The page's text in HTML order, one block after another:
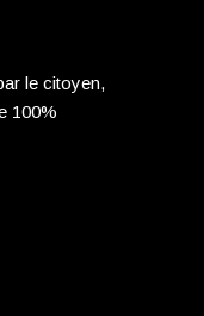
le citoyen,
100%